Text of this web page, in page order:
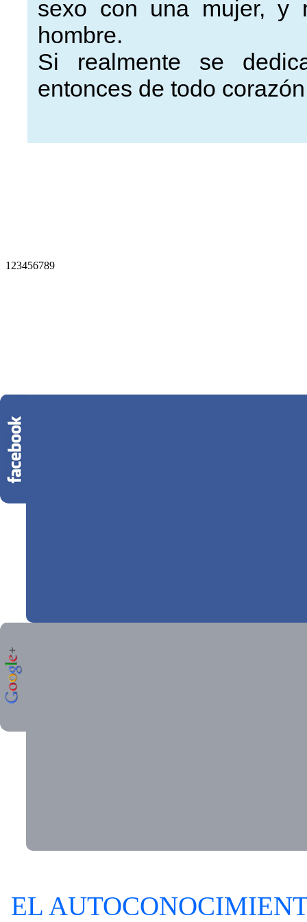
sexo con una mujer, y
hombre.
Si realmente se
entonces de todo
1 23456789
EL